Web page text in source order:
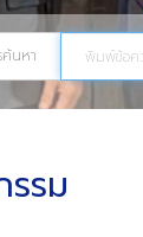
ค้นหา
รรม